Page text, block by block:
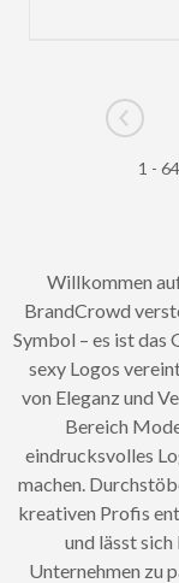
Go to
1 -
Willkommen
BrandCrowd
Symbol – es ist das
sexy Logos
von Eleganz und
Bereich
eindrucksvolles
machen.
kreativen Profis
und lässt
Unternehmen zu